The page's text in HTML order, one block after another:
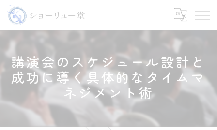
講演会のスケジュール設計と
成功に導く具体的なタイムマ
ネジメント術